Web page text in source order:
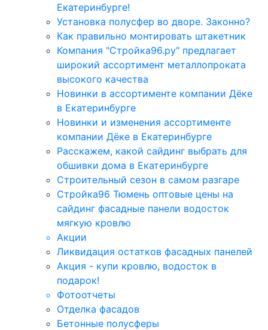
Екатеринбурге!
Установка полусфер во дворе. Законно?
Как правильно монтировать штакетник
Компания "Стройка96.ру" предлагает
широкий ассортимент металлопроката
высокого качества
Новинки в ассортименте компании Дёке
в Екатеринбурге
Новинки и изменения ассортименте
компании Дёке в Екатеринбурге
Расскажем, какой сайдинг выбрать для
обшивки дома в Екатеринбурге
Строительный сезон в самом разгаре
Стройка96 Тюмень оптовые цены на
сайдинг фасадные панели водосток
мягкую кровлю
Акции
Ликвидация остатков фасадных панелей
Акция - купи кровлю, водосток в
подарок!
Фотоотчеты
Отделка фасадов
Бетонные полусферы